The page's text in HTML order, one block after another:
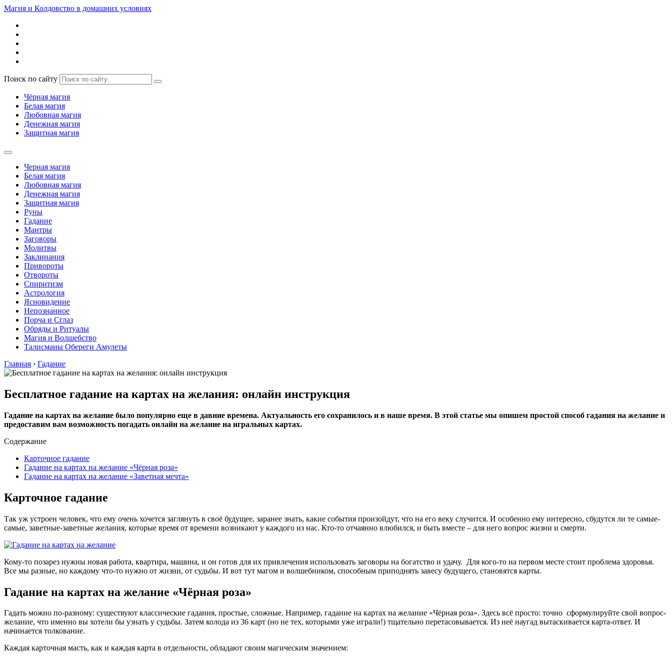
Магия и Колдовство в домашних условиях
Поиск по сайту
Чёрная магия
Белая магия
Любовная магия
Денежная магия
Защитная магия
Черная магия
Белая магия
Любовная магия
Денежная магия
Защитная магия
Руны
Гадание
Мантры
Заговоры
Молитвы
Заклинания
Привороты
Отвороты
Спиритизм
Астрология
Ясновидение
Непознанное
Порча и Сглаз
Обряды и Ритуалы
Магия и Волшебство
Талисманы Обереги Амулеты
Главная › Гадание
Бесплатное гадание на картах на желания: онлайн инструкция
Гадание на картах на желание было популярно еще в давние времена. Актуальность его сохранилось и в наше время. В этой статье мы опишем простой способ гадания на желание и
предоставим вам возможность погадать онлайн на желание на игральных картах.
Содержание
Карточное гадание
Гадание на картах на желание «Чёрная роза»
Гадание на картах на желание «Заветная мечта»
Карточное гадание
Так уж устроен человек, что ему очень хочется заглянуть в своё будущее, заранее знать, какие события произойдут, что на его веку случится. И особенно ему интересно, сбудутся ли те самые-
самые, заветные-заветные желания, которые время от времени возникают у каждого из нас. Кто-то отчаянно влюбился, и быть вместе – для него вопрос жизни и смерти.
Кому-то позарез нужны новая работа, квартира, машина, и он готов для их привлечения использовать заговоры на богатство и удачу. Для кого-то на первом месте стоит проблема здоровья.
Все мы разные, но каждому что-то нужно от жизни, от судьбы. И вот тут магом и волшебником, способным приподнять завесу будущего, становятся карты.
Гадание на картах на желание «Чёрная роза»
Гадать можно по-разному: существуют классические гадания, простые, сложные. Например, гадание на картах на желание «Чёрная роза». Здесь всё просто: точно сформулируйте свой вопрос-
желание, что именно вы хотели бы узнать у судьбы. Затем колода из 36 карт (но не тех, которыми уже играли!) тщательно перетасовывается. Из неё наугад вытаскивается карта-ответ. И
начинается толкование.
Каждая карточная масть, как и каждая карта в отдельности, обладают своим магическим значением: